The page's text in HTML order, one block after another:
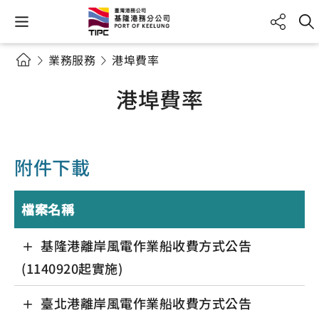
業務服務 港埠費率
港埠費率
附件下載
檔案名稱
基隆港離岸風電作業船收費方式公告
(1140920起實施)
臺北港離岸風電作業船收費方式公告